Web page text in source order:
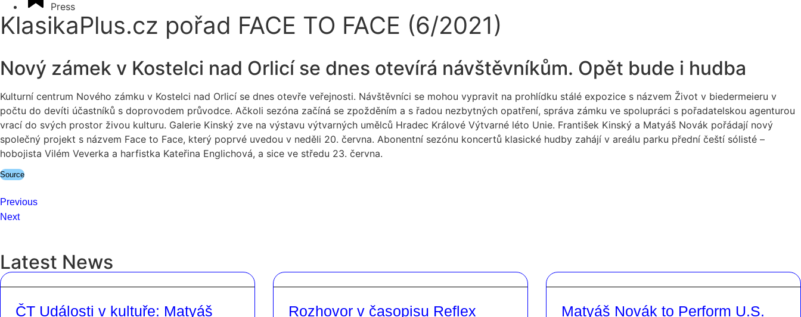
Press
KlasikaPlus.cz pořad FACE TO FACE (6/2021)
Nový zámek v Kostelci nad Orlicí se dnes otevírá návštěvníkům. Opět bude i hudba
Kulturní centrum Nového zámku v Kostelci nad Orlicí se dnes otevře veřejnosti. Návštěvníci se mohou vypravit na prohlídku stálé expozice s názvem Život v biedermeieru v
počtu do devíti účastníků s doprovodem průvodce. Ačkoli sezóna začíná se zpožděním a s řadou nezbytných opatření, správa zámku ve spolupráci s pořadatelskou agenturou
vrací do svých prostor živou kulturu. Galerie Kinský zve na výstavu výtvarných umělců Hradec Králové Výtvarné léto Unie. František Kinský a Matyáš Novák pořádají nový
společný projekt s názvem Face to Face, který poprvé uvedou v neděli 20. června. Abonentní sezónu koncertů klasické hudby zahájí v areálu parku přední čeští sólisté –
hobojista Vilém Veverka a harfistka Kateřina Englichová, a sice ve středu 23. června.
Source
Previous
Next
Latest News
ČT Události v kultuře: Matyáš
Rozhovor v časopisu Reflex
Matyáš Novák to Perform U.S.